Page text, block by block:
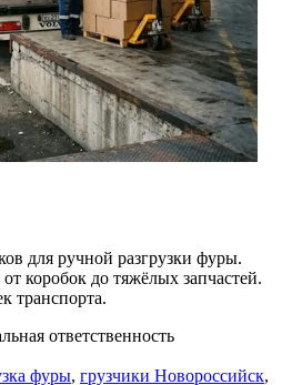
для ручной разгрузки фуры.
коробок до тяжёлых запчастей.
транспорта.
ответственность
фуры, грузчики Новороссийск,